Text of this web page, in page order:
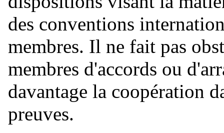
des conventions
membres. Il ne fait pas
membres d'accords ou
davantage la coopération
preuves.